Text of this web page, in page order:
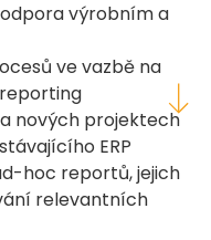
výrobním a
ve vazbě na
nových projektech
ERP
hoc reportů, jejich
relevantních